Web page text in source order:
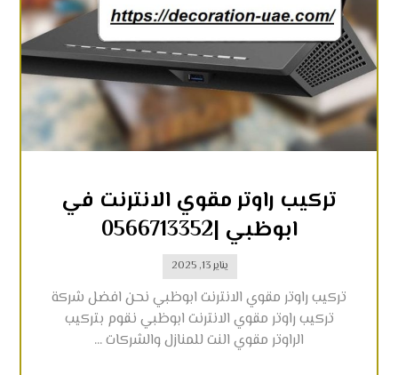
تركيب راوتر مقوي الانترنت في
ابوظبي |0566713352
يناير 13, 2025
تركيب راوتر مقوي الانترنت ابوظبي نحن افضل شركة
تركيب راوتر مقوي الانترنت ابوظبي نقوم بتركيب
الراوتر مقوي النت للمنازل والشركات ...